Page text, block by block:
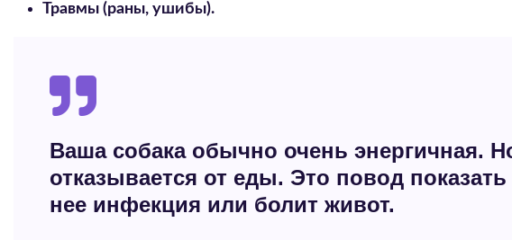
Травмы (раны, ушибы).
Ваша собака обычно очень энергичная.
отказывается от еды. Это повод
нее инфекция или болит живот.